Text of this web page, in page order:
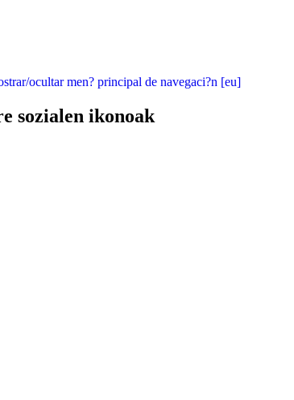
ocultar men? principal de navegaci?n [eu]
sozialen ikonoak